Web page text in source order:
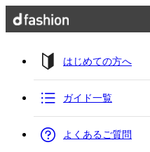
はじめての方へ
ガイド一覧
よくあるご質問